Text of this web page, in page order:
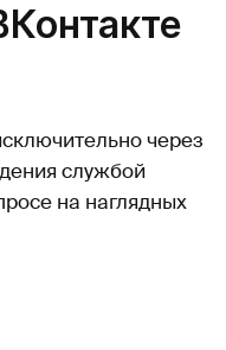
через
службой
на наглядных